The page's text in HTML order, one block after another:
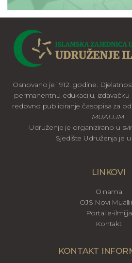
Osnovano je 1912. godine.
permanentnu edukaciju, izdavačku
redovno publiciranje časopisa za
MUALLIM.
Udruženje je organizirano u
Sjedište Udruženja je u
LINKOVI
O nama
OJS Novi
Portal e-ilmijja
Kontakt
KONTAKT